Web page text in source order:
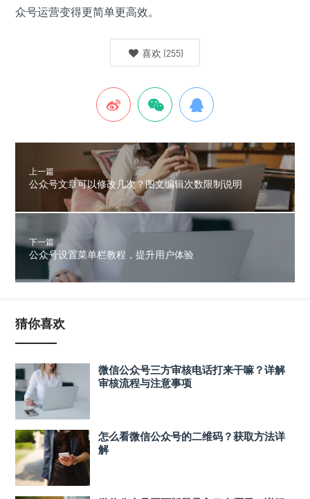
众号运营变得更简单更高效。
喜欢 (255)
上一篇
公众号文章可以修改几次？图文编辑次数限制说明
下一篇
公众号设置菜单栏教程，提升用户体验
猜你喜欢
微信公众号三方审核电话打来干嘛？详解
审核流程与注意事项
怎么看微信公众号的二维码？获取方法详
解